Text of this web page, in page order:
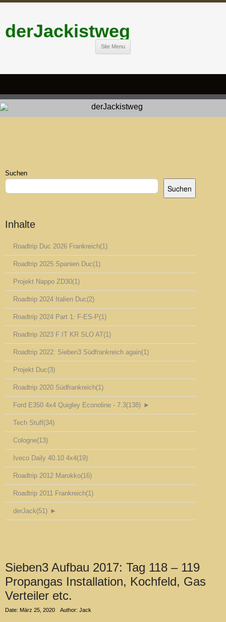
derJackistweg
Site Menu
Suchen
Suchen
Inhalte
Roadtrip Duc 2026 Frankreich(1)
Roadtrip 2025 Spanien Duc(1)
Projekt Nappo ZD30(1)
Roadtrip 2024 Italien Duc(2)
Roadtrip 2024 Part 1: F-ES-P(1)
Roadtrip 2023 F IT KR SLO AT(1)
Roadtrip 2022: Sieben3 Südfrankreich again(1)
Projekt Duc(3)
Roadtrip 2020 Südfrankreich(1)
Ford E350 4x4 Quigley Econoline - 7.3(138) ►
Tech Stuff(34)
Cologne(13)
Iveco Daily 40.10 4x4(19)
Roadtrip 2012 Marokko(16)
Roadtrip 2011 Frankreich(1)
derJack(51) ►
Sieben3 Aufbau 2017: Tag 118 – 119
Propangas Installation, Kochfeld, Gas
Verteiler etc.
Date: März 25, 2020 Author: Jack